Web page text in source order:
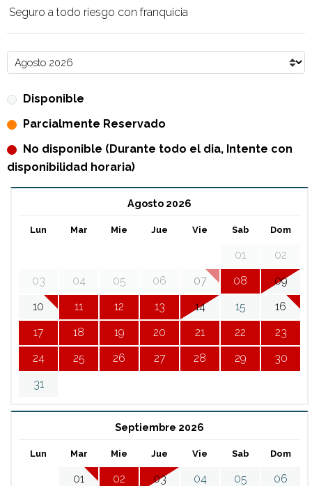
Seguro a todo riesgo con franquicia
Disponible
Parcialmente Reservado
No disponible (Durante todo el dia, Intente con
disponibilidad horaria)
Agosto 2026
Lun Mar Mie Jue Vie Sab Dom
01
02
03
04 05 06 07 08
09
10
11 12 13 14 15
16
17
18 19 20 21 22
23
24
25 26 27 28 29
30
31
Septiembre 2026
Lun Mar Mie Jue Vie Sab Dom
01 02 03 04 05
06